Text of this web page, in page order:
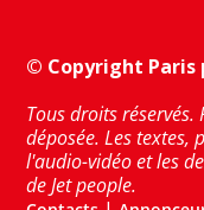
© Copyright Paris
Tous droits
déposée. Les textes,
l'audio-vidéo et les
de Jet people.